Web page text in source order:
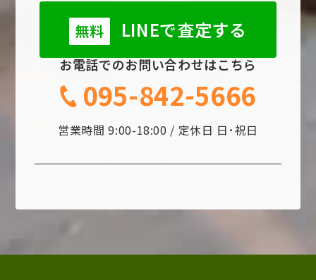
無料 LINEで査定する
お電話でのお問い合わせはこちら
095-842-5666
営業時間 9:00-18:00 / 定休日 日･祝日